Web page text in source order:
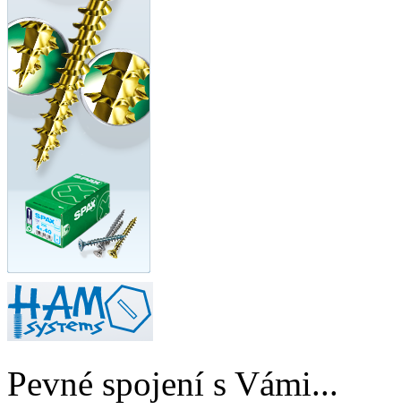
Pevné spojení s Vámi...